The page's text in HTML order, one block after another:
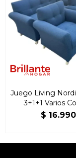
Juego Living
3+1+1 Varios
$ 16.990